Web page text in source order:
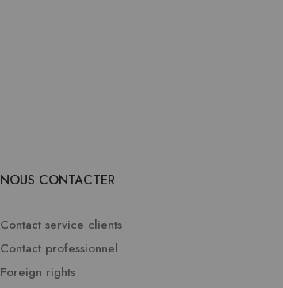
NOUS CONTACTER
Contact service clients
Contact professionnel
Foreign rights